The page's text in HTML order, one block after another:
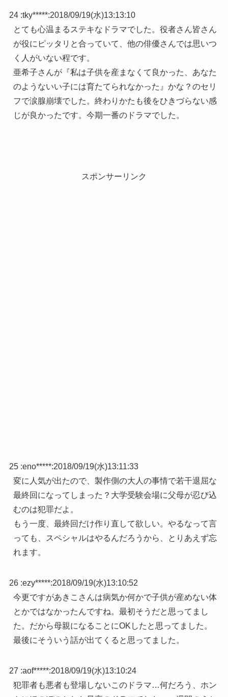
24 :tky*****:2018/09/19(水)13:13:10
とても心温まるステキなドラマでした。役者さん皆さん
が役にピッタリと合っていて、他の俳優さんでは思いつ
く人がいない程です。
亜希子さんが『私は子供を産まなくて良かった、あなた
のようないい子には育たてられなかった』かな？のセリ
フで涙腺崩壊でした。終わりかたも後をひきづらない感
じが良かったです。今期一番のドラマでした。
スポンサーリンク
25 :eno*****:2018/09/19(水)13:11:33
変に人気が出たので、製作側の大人の事情で若干退屈な
最終回になってしまった？大学受験会場に父母が忍び込
むのは犯罪だよ。
もう一度、最終回だけ作り直して欲しい。やるなって言
っても、スペシャルはやるんだろうから、とりあえず忘
れます。
26 :ezy*****:2018/09/19(水)13:10:52
今更ですがあきこさんは病気か何かで子供が産めない体
とかではなかったんですね。最初そうだと思ってまし
た。だから母親になることにOKしたと思ってました。
最後にそういう話が出てくると思ってました。
27 :aof*****:2018/09/19(水)13:10:24
犯罪者も悪者も登場しないこのドラマ…何だろう、ホン